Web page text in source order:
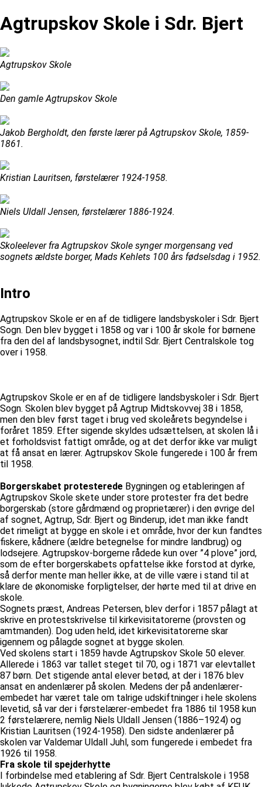
Agtrupskov Skole i Sdr. Bjert
Agtrupskov Skole
Den gamle Agtrupskov Skole
Jakob Bergholdt, den første lærer på Agtrupskov Skole, 1859-
1861.
Kristian Lauritsen, førstelærer 1924-1958.
Niels Uldall Jensen, førstelærer 1886-1924.
Skoleelever fra Agtrupskov Skole synger morgensang ved
sognets ældste borger, Mads Kehlets 100 års fødselsdag i 1952.
Intro
Agtrupskov Skole er en af de tidligere landsbyskoler i Sdr. Bjert
Sogn. Den blev bygget i 1858 og var i 100 år skole for børnene
fra den del af landsbysognet, indtil Sdr. Bjert Centralskole tog
over i 1958.
Agtrupskov Skole er en af de tidligere landsbyskoler i Sdr. Bjert
Sogn. Skolen blev bygget på Agtrup Midtskovvej 38 i 1858,
men den blev først taget i brug ved skoleårets begyndelse i
foråret 1859. Efter sigende skyldes udsættelsen, at skolen lå i
et forholdsvist fattigt område, og at det derfor ikke var muligt
at få ansat en lærer. Agtrupskov Skole fungerede i 100 år frem
til 1958.
Borgerskabet protesterede Bygningen og etableringen af
Agtrupskov Skole skete under store protester fra det bedre
borgerskab (store gårdmænd og proprietærer) i den øvrige del
af sognet, Agtrup, Sdr. Bjert og Binderup, idet man ikke fandt
det rimeligt at bygge en skole i et område, hvor der kun fandtes
fiskere, kådnere (ældre betegnelse for mindre landbrug) og
lodsejere. Agtrupskov-borgerne rådede kun over ”4 plove” jord,
som de efter borgerskabets opfattelse ikke forstod at dyrke,
så derfor mente man heller ikke, at de ville være i stand til at
klare de økonomiske forpligtelser, der hørte med til at drive en
skole.
Sognets præst, Andreas Petersen, blev derfor i 1857 pålagt at
skrive en protestskrivelse til kirkevisitatorerne (provsten og
amtmanden). Dog uden held, idet kirkevisitatorerne skar
igennem og pålagde sognet at bygge skolen.
Ved skolens start i 1859 havde Agtrupskov Skole 50 elever.
Allerede i 1863 var tallet steget til 70, og i 1871 var elevtallet
87 børn. Det stigende antal elever betød, at der i 1876 blev
ansat en andenlærer på skolen. Medens der på andenlærer-
embedet har været tale om talrige udskiftninger i hele skolens
levetid, så var der i førstelærer-embedet fra 1886 til 1958 kun
2 førstelærere, nemlig Niels Uldall Jensen (1886–1924) og
Kristian Lauritsen (1924-1958). Den sidste andenlærer på
skolen var Valdemar Uldall Juhl, som fungerede i embedet fra
1926 til 1958.
Fra skole til spejderhytte
I forbindelse med etablering af Sdr. Bjert Centralskole i 1958